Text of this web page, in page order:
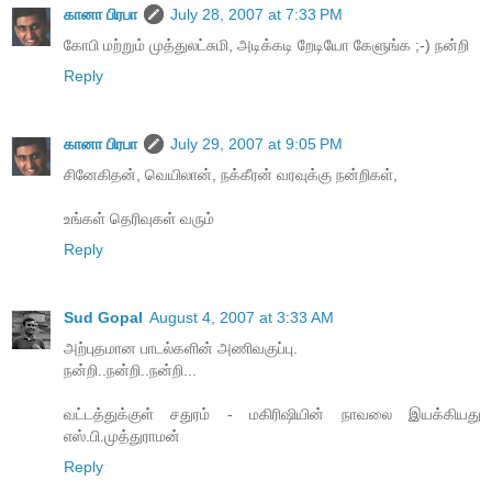
கானா பிரபா
July 28, 2007 at 7:33 PM
கோபி மற்றும் முத்துலட்சுமி, அடிக்கடி றேடியோ கேளுங்க ;-) நன்றி
Reply
கானா பிரபா
July 29, 2007 at 9:05 PM
சினேகிதன், வெயிலான், நக்கீரன் வரவுக்கு நன்றிகள்,
உங்கள் தெரிவுகள் வரும்
Reply
Sud Gopal August 4, 2007 at 3:33 AM
அற்புதமான பாடல்களின் அணிவகுப்பு.
நன்றி..நன்றி..நன்றி...
வட்டத்துக்குள் சதுரம் - மகிரிஷியின் நாவலை இயக்கியது
எஸ்.பி.முத்துராமன்
Reply